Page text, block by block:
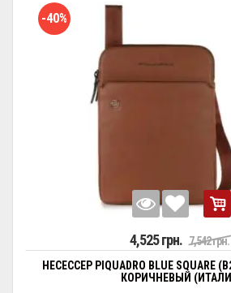
-40%
4,525 грн. 7,542 грн.
НЕСЕССЕР PIQUADRO BLUE SQUARE
КОРИЧНЕВЫЙ